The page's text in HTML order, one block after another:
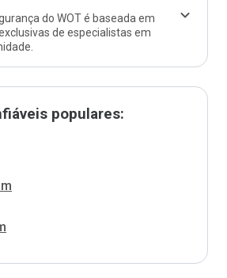
do WOT é baseada em
de especialistas em
populares: